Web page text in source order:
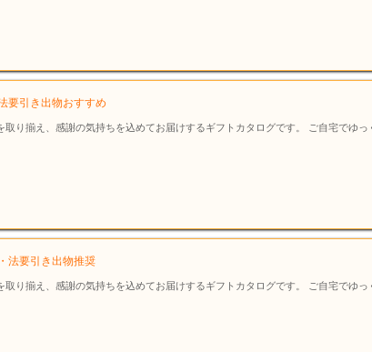
要引き出物おすすめ
り揃え、感謝の気持ちを込めてお届けするギフトカタログです。 ご自宅でゆ
法要引き出物推奨
り揃え、感謝の気持ちを込めてお届けするギフトカタログです。 ご自宅でゆ